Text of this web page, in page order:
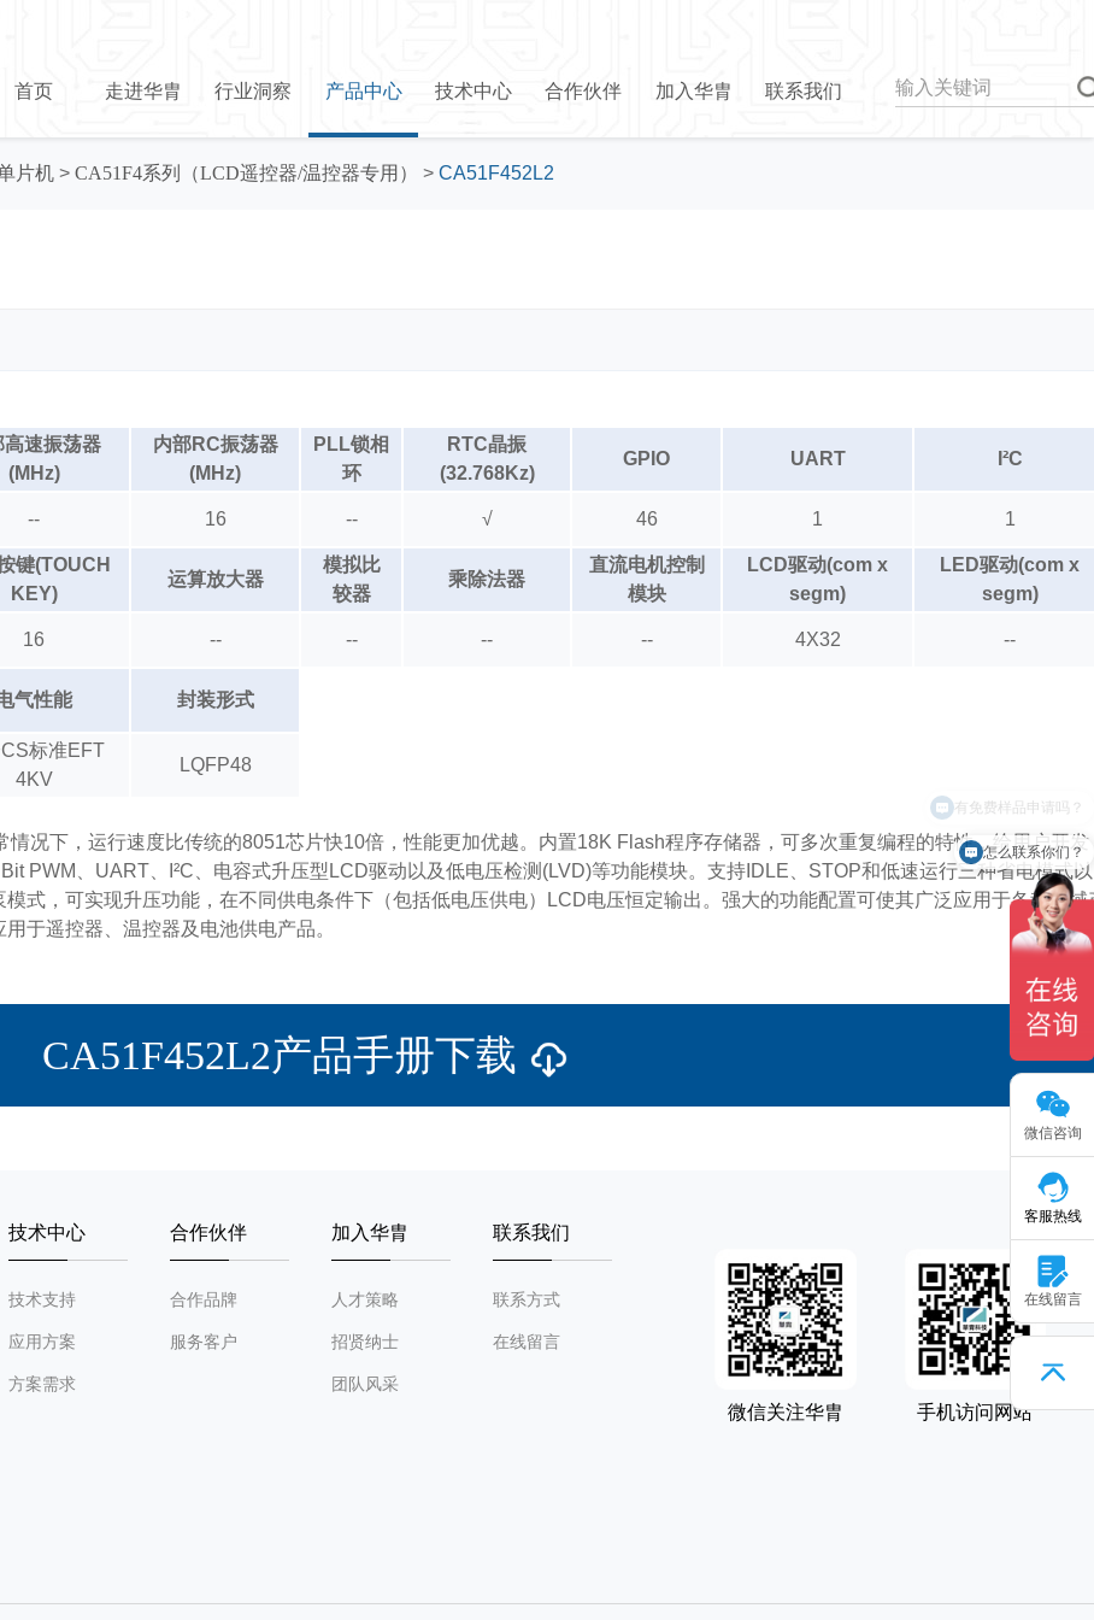
首页 走进华胄 行业洞察 产品中心 技术中心 合作伙伴 加入华胄 联系我们
片机 > CA51F4系列（LCD遥控器/温控器专用） > CA51F452L2
高速振荡器
(MHz)
内部RC振荡器
(MHz)
PLL锁相
环
RTC晶振
(32.768Kz)
GPIO UART I²C
-- 16 -- √ 46 1 1
键(TOUCH
KEY)
运算放大器
模拟比
较器
乘除法器
直流电机控制
模块
LCD驱动(com x
segm)
LED驱动(com x
segm)
16 -- -- -- -- 4X32 --
气性能 封装形式
标准EFT
4KV
LQFP48
况下，运行速度比传统的8051芯片快10倍，性能更加优越。内置18K Flash程序存储器，可多次重复编程的特性，给用户开发
PWM、UART、I²C、电容式升压型LCD驱动以及低电压检测(LVD)等功能模块。支持IDLE、STOP和低速运行三种省电模式以
式，可实现升压功能，在不同供电条件下（包括低电压供电）LCD电压恒定输出。强大的功能配置可使其广泛应用于各种领域
于遥控器、温控器及电池供电产品。
CA51F452L2产品手册下载
技术中心
技术支持
应用方案
方案需求
合作伙伴
合作品牌
服务客户
加入华胄
人才策略
招贤纳士
团队风采
联系我们
联系方式
在线留言
微信关注华胄 手机访问网站
微信咨询
客服热线
在线留言
怎么联系你们？
有免费样品申请吗？